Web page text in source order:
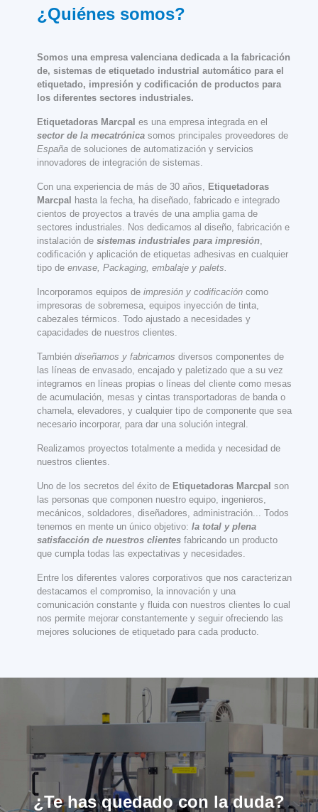
¿Quiénes somos?
Somos una empresa valenciana dedicada a la fabricación
de, sistemas de etiquetado industrial automático para el
etiquetado, impresión y codificación de productos para
los diferentes sectores industriales.
Etiquetadoras Marcpal es una empresa integrada en el
sector de la mecatrónica somos principales proveedores de
Españade soluciones de automatización y servicios
innovadores de integración de sistemas.
Con una experiencia de más de 30 años,
Etiquetadoras
Marcpal
hasta la fecha, ha diseñado, fabricado e integrado
cientos de proyectos a través de una amplia gama de
sectores industriales. Nos dedicamos al diseño, fabricación e
instalación desistemas industriales para impresión
codificación y aplicación de etiquetas adhesivas en cualquier
tipo deenvase, Packaging, embalaje y palets.
Incorporamos equipos deimpresión y codificación como
impresoras de sobremesa, equipos inyección de tinta,
cabezales térmicos. Todo ajustado a necesidades y
capacidades de nuestros clientes.
Tambiéndiseñamos y fabricamos diversos componentes de
las líneas de envasado, encajado y paletizado que a su vez
integramos en líneas propias o líneas del cliente como mesas
de acumulación, mesas y cintas transportadoras de banda o
charnela, elevadores, y cualquier tipo de componente que sea
necesario incorporar, para dar una solución integral.
Realizamos proyectos totalmente a medida y necesidad de
nuestros clientes.
Uno de los secretos del éxito de Etiquetadoras Marcpalson
las personas que componen nuestro equipo, ingenieros,
mecánicos, soldadores, diseñadores, administración... Todos
tenemos en mente un único objetivo:la total y plena
satisfacción de nuestros clientes fabricando un producto
que cumpla todas las expectativas y necesidades.
Entre los diferentes valores corporativos que nos caracterizan
destacamos el compromiso, la innovación y una
comunicación constante y fluida con nuestros clientes lo cual
nos permite mejorar constantemente y seguir ofreciendo las
mejores soluciones de etiquetado para cada producto.
¿Te has quedado con la duda?